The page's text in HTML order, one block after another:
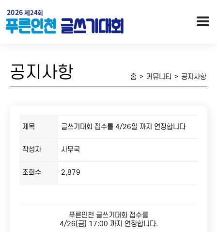
공지사항 홈 > 커뮤니티 > 공지사항
제목 글쓰기대회 접수를 4/26일 까지 연장합니다
작성자 사무국
조회수 2,879
푸른인천 글쓰기대회 접수를
4/26(금) 17:00 까지 연장합니다.